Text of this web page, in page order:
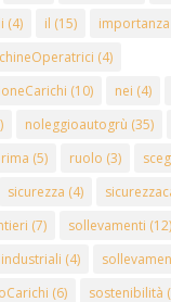
(4) il (15) importanza
(4)
(10) nei (4)
noleggioautogrù (35)
(5) ruolo (3)
sicurezza (4)
(7) sollevamenti (12)
(4)
(6) sostenibilità